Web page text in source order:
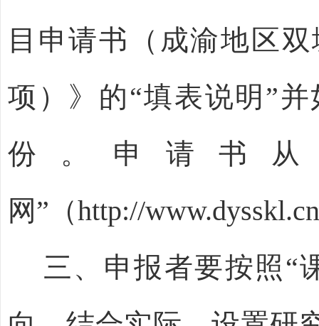
目申请书（成渝地区
项）》的“填表说明 ”并
份。申请书
网” （http://www.dysskl.cn
三、申报者要按照 “